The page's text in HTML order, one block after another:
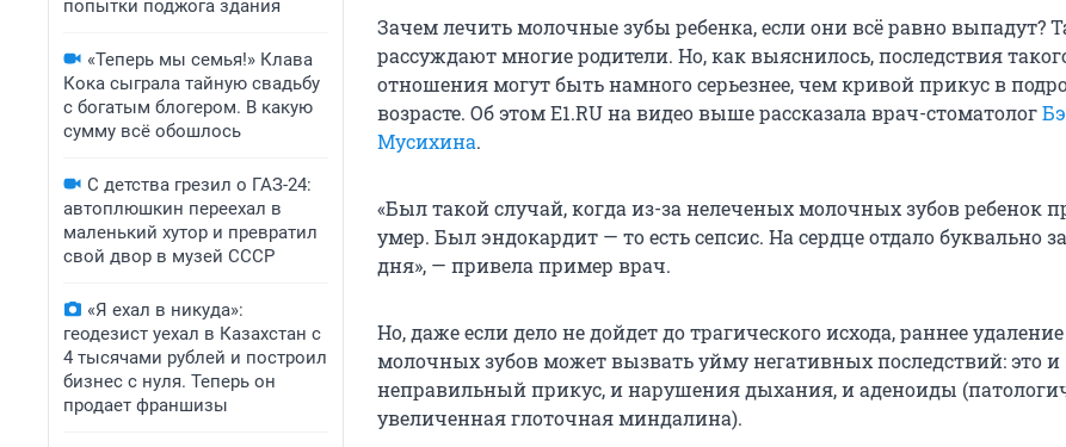
попытки поджога здания
«Теперь мы семья!» Клава
Кока сыграла тайную свадьбу
с богатым блогером. В какую
сумму всё обошлось
С детства грезил о ГАЗ-24:
автоплюшкин переехал в
маленький хутор и превратил
свой двор в музей СССР
«Я ехал в никуда»:
геодезист уехал в Казахстан с
4 тысячами рублей и построил
бизнес с нуля. Теперь он
продает франшизы
Зачем лечить молочные зубы ребенка, если они всё равно выпадут?
рассуждают многие родители. Но, как выяснилось, последствия
отношения могут быть намного серьезнее, чем кривой прикус в
возрасте. Об этом E1.RU на видео выше рассказала врач-стоматолог
Мусихина.
«Был такой случай, когда из-за нелеченых молочных зубов ребенок
умер. Был эндокардит — то есть сепсис. На сердце отдало буквально
дня», — привела пример врач.
Но, даже если дело не дойдет до трагического исхода, раннее удаление
молочных зубов может вызвать уйму негативных последствий: это и
неправильный прикус, и нарушения дыхания, и аденоиды
увеличенная глоточная миндалина).